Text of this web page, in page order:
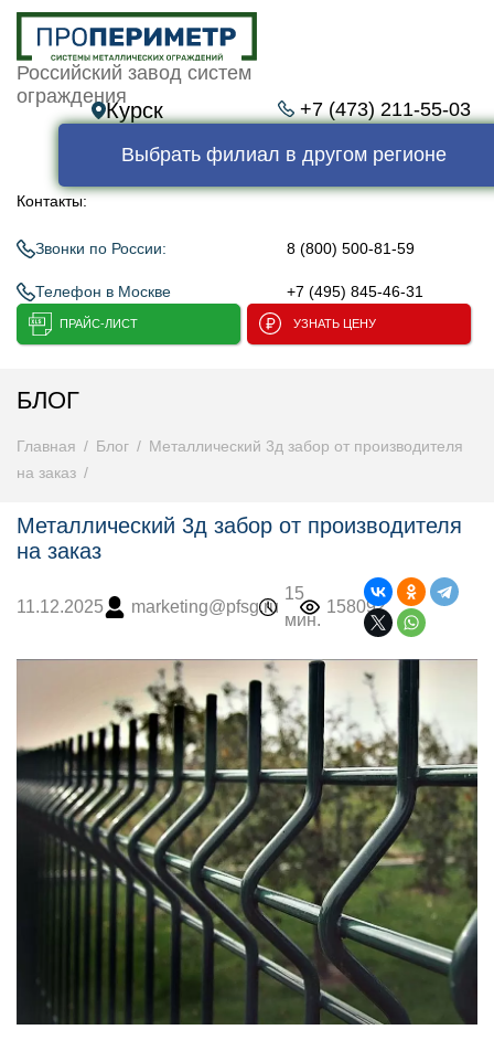
Российский завод систем
ограждения
Курск +7 (473) 211-55-03
Выбрать филиал в другом регионе
Контакты:
Звонки по России: 8 (800) 500-81-59
Телефон в Москве +7 (495) 845-46-31
ПРАЙС-ЛИСТ УЗНАТЬ ЦЕНУ
БЛОГ
Главная Блог
Металлический 3д забор от производителя
на заказ
Металлический 3д забор от производителя
на заказ
11.12.2025 marketing@pfsg.ru
15
мин.
158092